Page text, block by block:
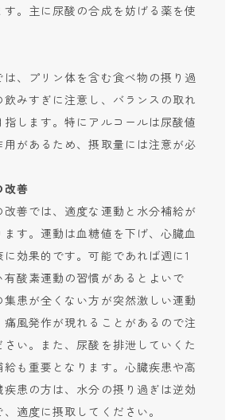
す。主に尿酸の合成を妨げる薬を使
は、プリン体を含む食べ物の摂り過
飲みすぎに注意し、バランスの取れ
指します。特にアルコールは尿酸値
用があるため、摂取量には注意が必
改善
改善では、適度な運動と水分補給が
ます。運動は血糖値を下げ、心臓血
効果的です。可能であれば週に1
有酸素運動の習慣があるとよいで
集患が全くない方が突然激しい運動
痛風発作が現れることがあるので注
さい。また、尿酸を排泄していくた
給も重要となります。心臓疾患や高
疾患の方は、水分の摂り過ぎは逆効
適度に摂取してください。